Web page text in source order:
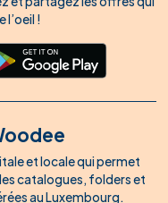
l’oeil !
et locale qui permet
catalogues, folders et
au Luxembourg.